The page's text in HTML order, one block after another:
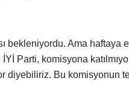
bekleniyordu. Ama haftaya
Parti, komisyona
diyebiliriz. Bu komisyonun